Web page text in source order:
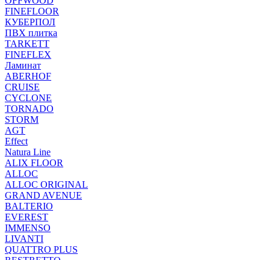
FINEFLOOR
КУБЕРПОЛ
ПВХ плитка
TARKETT
FINEFLEX
Ламинат
ABERHOF
CRUISE
CYCLONE
TORNADO
STORM
AGT
Effect
Natura Line
ALIX FLOOR
ALLOC
ALLOC ORIGINAL
GRAND AVENUE
BALTERIO
EVEREST
IMMENSO
LIVANTI
QUATTRO PLUS